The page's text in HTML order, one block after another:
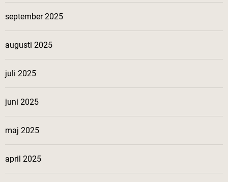
september 2025
augusti 2025
juli 2025
juni 2025
maj 2025
april 2025